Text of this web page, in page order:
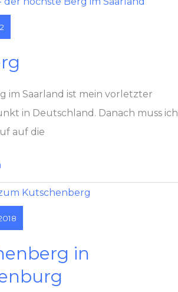
im Saarland ist mein vorletzter
in Deutschland. Danach muss ich
auf die
in